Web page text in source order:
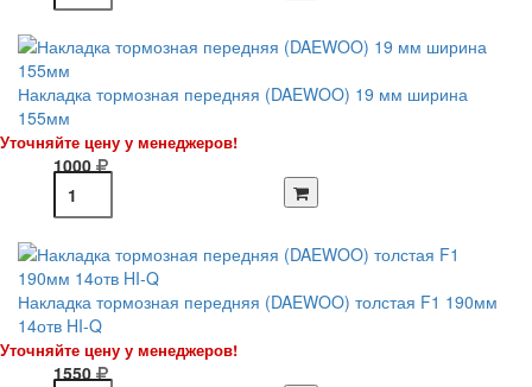
Накладка тормозная передняя (DAEWOO) 19 мм ширина
155мм
Уточняйте цену у менеджеров!
1000
Накладка тормозная передняя (DAEWOO) толстая F1 190мм
14отв HI-Q
Уточняйте цену у менеджеров!
1550